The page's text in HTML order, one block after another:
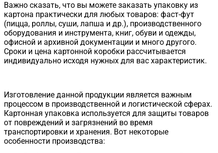
Важно сказать, что вы можете заказать упаковку из
картона практически для любых товаров: фаст-фут
(пицца, роллы, суши, лапша и др.), производственного
оборудования и инструмента, книг, обуви и одежды,
офисной и архивной документации и много другого.
Сроки и цена картонной коробки рассчитывается
индивидуально исходя нужных для вас характеристик.
Изготовление данной продукции является важным
процессом в производственной и логистической сферах.
Картонная упаковка используется для защиты товаров
от повреждений и загрязнений во время
транспортировки и хранения. Вот некоторые
особенности производства: